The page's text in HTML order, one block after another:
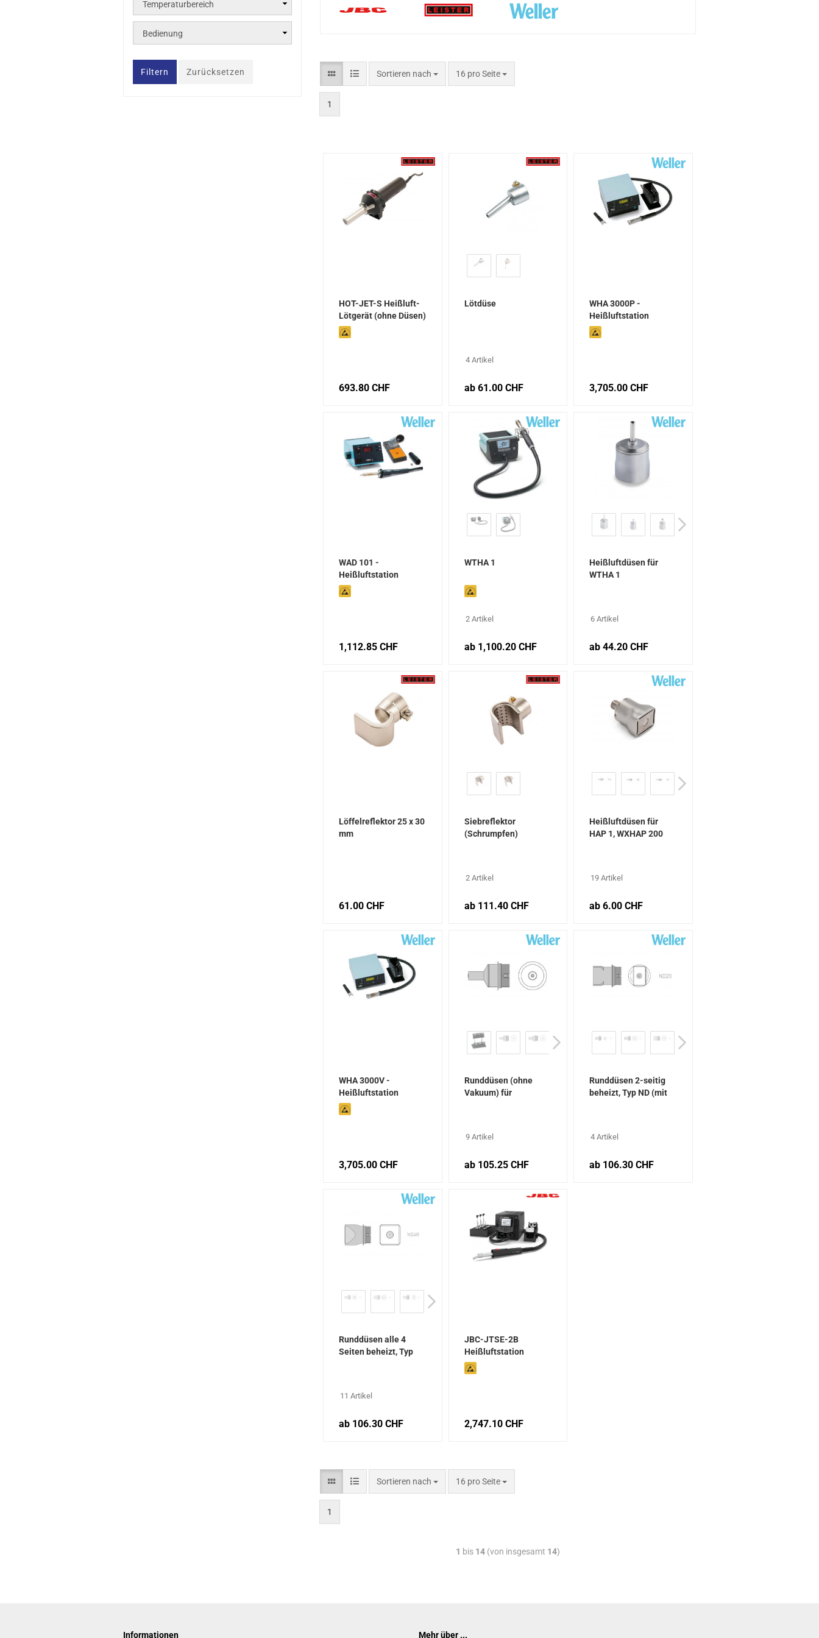
Sortieren nach 16 pro Seite
1
HOT-JET-S Heißluft-
Lötgerät (ohne Düsen)
693.80 CHF
Lötdüse
4 Artikel
ab 61.00 CHF
WHA 3000P -
Heißluftstation
3,705.00 CHF
WAD 101 -
Heißluftstation
(Druckluftbetrieb)
1,112.85 CHF
WTHA 1
2 Artikel
ab 1,100.20 CHF
Heißluftdüsen für
WTHA 1
6 Artikel
ab 44.20 CHF
Löffelreflektor 25 x 30
mm
61.00 CHF
Siebreflektor
(Schrumpfen)
2 Artikel
ab 111.40 CHF
Heißluftdüsen für
HAP 1, WXHAP 200
19 Artikel
ab 6.00 CHF
WHA 3000V -
Heißluftstation
(Druckluftbetrieb)
3,705.00 CHF
Runddüsen (ohne
Vakuum) für
9 Artikel
ab 105.25 CHF
Runddüsen 2-seitig
beheizt, Typ ND (mit
4 Artikel
ab 106.30 CHF
Runddüsen alle 4
Seiten beheizt, Typ
11 Artikel
ab 106.30 CHF
JBC-JTSE-2B
Heißluftstation
2,747.10 CHF
Sortieren nach 16 pro Seite
1
1 bis 14 (von insgesamt 14)
Lötspitzen (RTM-Serie) für WXMP
und WMRP
Lötspitzen (RTM MS-Serie) für
Lötspitzen (RTP-Serie) für WXPP
Lötspitzen (RTP-Serie MS) für
Temperaturbereich
Bedienung
Filtern Zurücksetzen
Informationen Mehr über ...